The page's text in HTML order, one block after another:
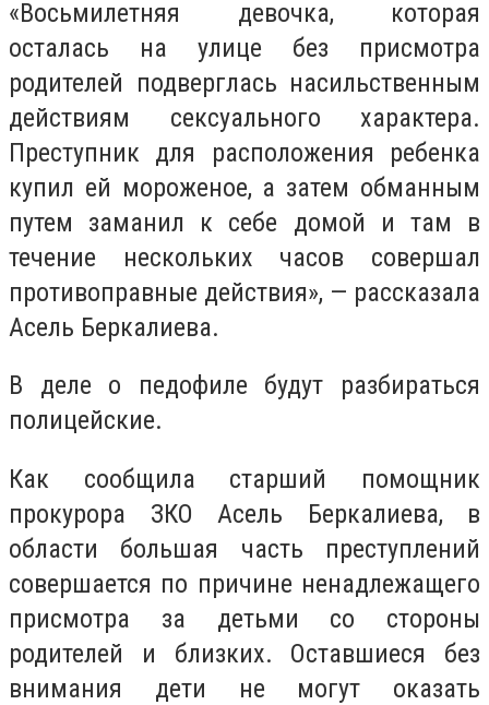
«Восьмилетняя девочка, которая
осталась на улице без присмотра
родителей подверглась насильственным
действиям сексуального характера.
Преступник для расположения ребенка
купил ей мороженое, а затем обманным
путем заманил к себе домой и там в
течение нескольких часов совершал
противоправные действия», — рассказала
Асель Беркалиева.
В деле о педофиле будут разбираться
полицейские.
Как сообщила старший помощник
прокурора ЗКО Асель Беркалиева, в
области большая часть преступлений
совершается по причине ненадлежащего
присмотра за детьми со стороны
родителей и близких. Оставшиеся без
внимания дети не могут оказать